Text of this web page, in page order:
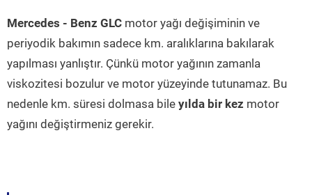
Mercedes - Benz GLC motor yağı değişiminin ve
periyodik bakımın sadece km. aralıklarına bakılarak
yapılması yanlıştır. Çünkü motor yağının zamanla
viskozitesi bozulur ve motor yüzeyinde tutunamaz. Bu
nedenle km. süresi dolmasa bile yılda bir kez motor
yağını değiştirmeniz gerekir.